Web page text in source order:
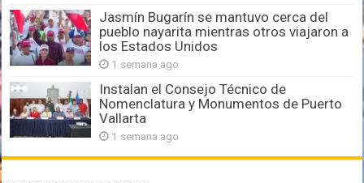
Jasmín Bugarín se mantuvo cerca del
pueblo nayarita mientras otros viajaron a
los Estados Unidos
1 semana ago
Instalan el Consejo Técnico de
Nomenclatura y Monumentos de Puerto
Vallarta
1 semana ago